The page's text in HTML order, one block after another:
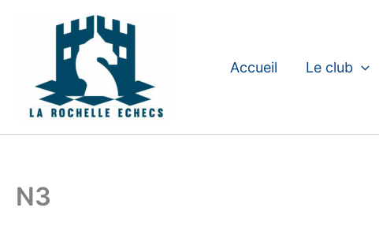
Accueil Le club
N3